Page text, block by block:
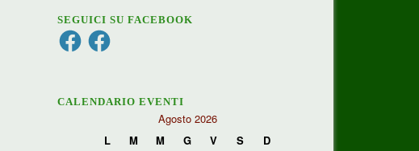
SEGUICI SU FACEBOOK
FacebookFacebook
CALENDARIO EVENTI
Agosto 2026
L
M M G V S
D